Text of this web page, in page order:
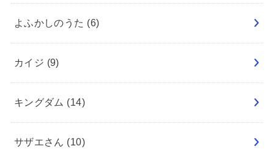
よふかしのうた (6)
カイジ (9)
キングダム (14)
サザエさん (10)